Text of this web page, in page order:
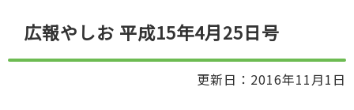
こ
広報やしお 平成15年4月25日号
更新日：2016年11月1日